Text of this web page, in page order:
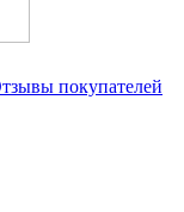
покупателей